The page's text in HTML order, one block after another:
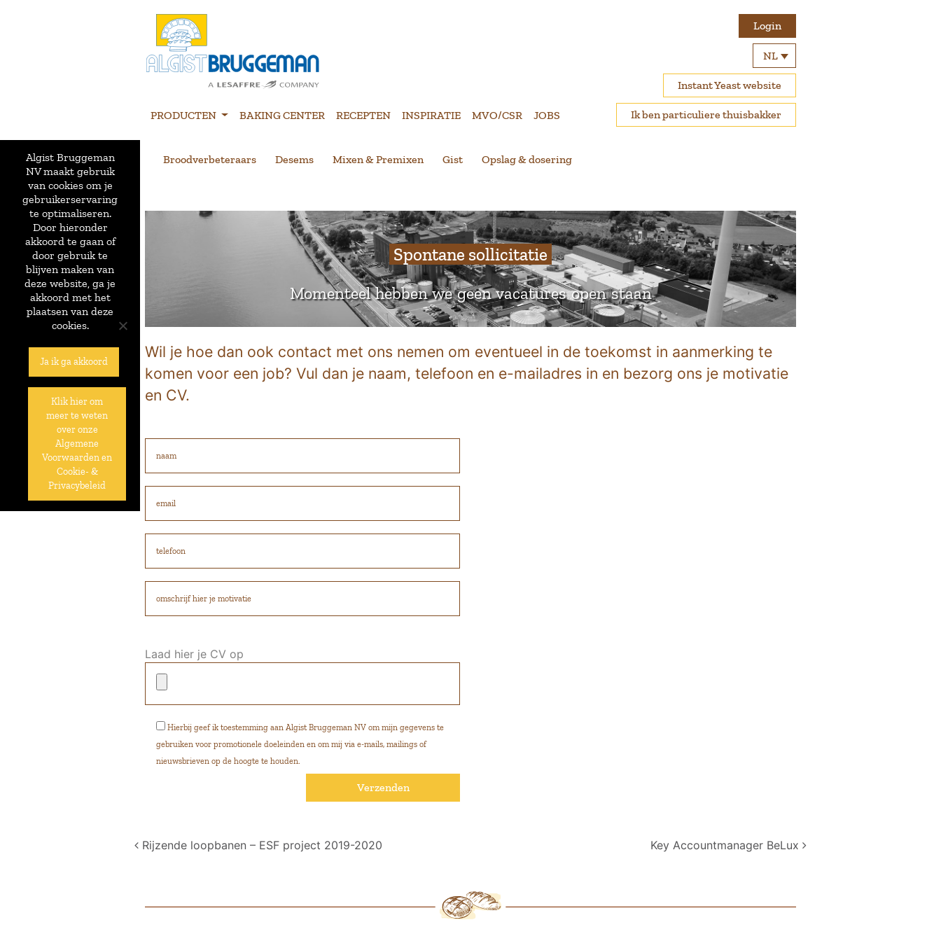
Login
NL
Instant Yeast website
PRODUCTEN BAKING CENTER RECEPTEN INSPIRATIE MVO/CSR JOBS Ik ben particuliere thuisbakker
Broodverbeteraars Desems Mixen & Premixen Gist Opslag & dosering
Spontane sollicitatie
Momenteel hebben we geen vacatures open staan
Wil je hoe dan ook contact met ons nemen om eventueel in de toekomst in aanmerking te
komen voor een job? Vul dan je naam, telefoon en e-mailadres in en bezorg ons je motivatie
en CV.
Laad hier je CV op
Hierbij geef ik toestemming aan Algist Bruggeman NV om mijn gegevens te
gebruiken voor promotionele doeleinden en om mij via e-mails, mailings of
nieuwsbrieven op de hoogte te houden.
Post navigation
Rijzende loopbanen – ESF project 2019-2020 Key Accountmanager BeLux
Algist Bruggeman
NV maakt gebruik
van cookies om je
gebruikerservaring
te optimaliseren.
Door hieronder
akkoord te gaan of
door gebruik te
blijven maken van
deze website, ga je
akkoord met het
plaatsen van deze
cookies.
Ja ik ga akkoord
Klik hier om
meer te weten
over onze
Algemene
Voorwaarden en
Cookie- &
Privacybeleid